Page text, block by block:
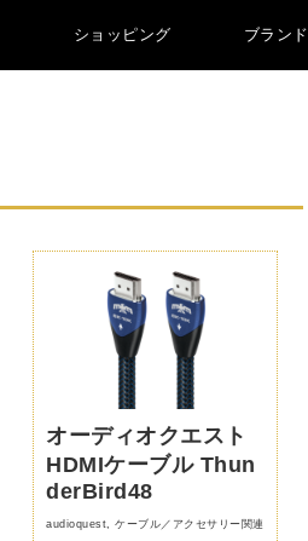
ショッピング ブランド
オーディオクエスト
HDMIケーブル Thun
derBird48
audioquest, ケーブル／アクセサリー関連